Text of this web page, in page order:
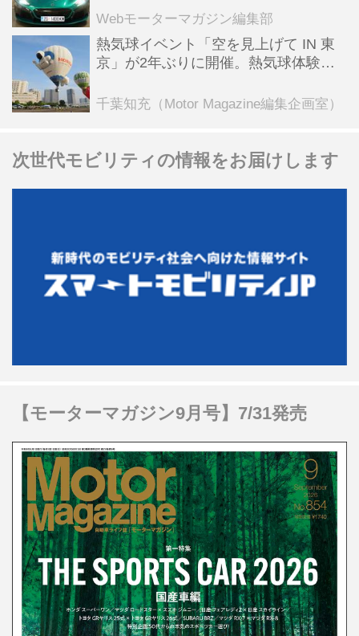
全版／115】
Webモーターマガジン編集部
熱気球イベント「空を見上げて IN 東
京」が2年ぶりに開催。熱気球体験搭
ンテンツも
千葉知充（Motor Magazine編集企画室）
次世代モビリティの情報をお届けします
【モーターマガジン9月号】7/31発売